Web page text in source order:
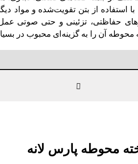
با استفاده از بتن تقویت‌شده و مواد
حفاظتی، تزئینی و حتی صوتی
محوطه آن را به گزینه‌ای محبوب در
محوطه پارس لانه